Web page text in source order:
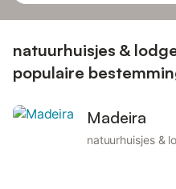
natuurhuisjes &
populaire
Madeira
natuurhuisjes &